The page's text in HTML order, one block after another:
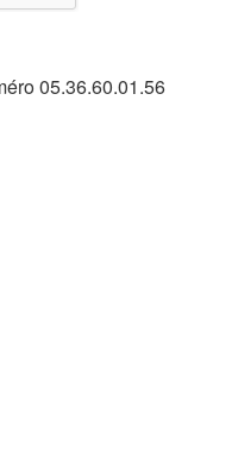
05.36.60.01.56